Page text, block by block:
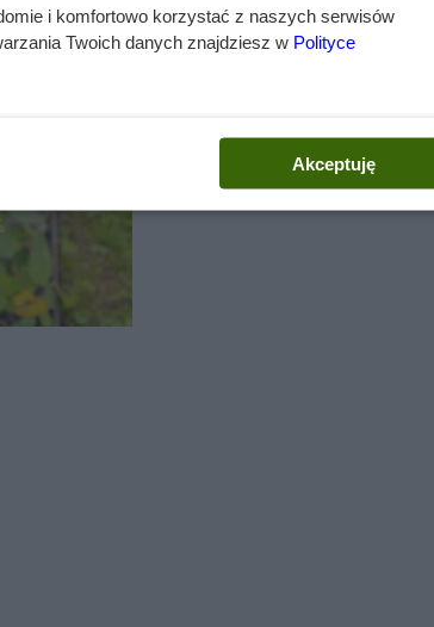
lubi stanowisko
Roślina jest bardzo
szkodniki to ślimaki. nasturcja
i komfortowo korzystać z naszych serwisów
Twoich danych znajdziesz w Polityce
Akceptuję